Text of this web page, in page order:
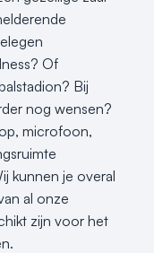
Of
Bij
nog wensen?
microfoon,
kunnen je overal
al onze
zijn voor het